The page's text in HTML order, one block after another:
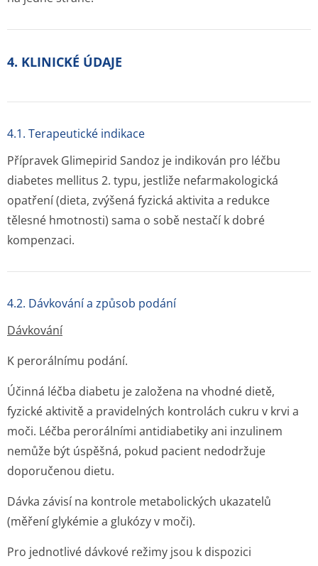
4. KLINICKÉ ÚDAJE
4.1. Terapeutické indikace
Přípravek Glimepirid Sandoz je indikován pro léčbu
diabetes mellitus 2. typu, jestliže nefarmakologická
opatření (dieta, zvýšená fyzická aktivita a redukce
tělesné hmotnosti) sama o sobě nestačí k dobré
kompenzaci.
4.2. Dávkování a způsob podání
Dávkování
K perorálnímu podání.
Účinná léčba diabetu je založena na vhodné dietě,
fyzické aktivitě a pravidelných kontrolách cukru v krvi a
moči. Léčba perorálními antidiabetiky ani inzulinem
nemůže být úspěšná, pokud pacient nedodržuje
doporučenou dietu.
Dávka závisí na kontrole metabolických ukazatelů
(měření glykémie a glukózy v moči).
Pro jednotlivé dávkové režimy jsou k dispozici